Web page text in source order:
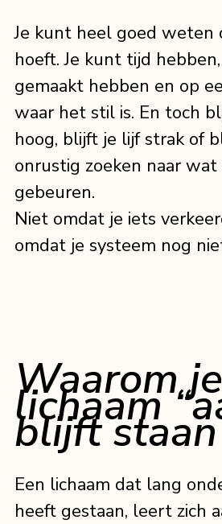
Je kunt heel goed weten
hoeft. Je kunt tijd
gemaakt hebben en op
waar het stil is. En toch
hoog, blijft je lijf strak of
onrustig zoeken naar
gebeuren.
Niet omdat je iets
omdat je systeem nog
Waarom je
lichaam
blijft staan
Een lichaam dat lang
heeft gestaan, leert zich